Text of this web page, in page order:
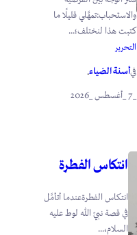
والاستحباب:تمهَّلي قليلًا ما
كتبت هذا لنختلف؛...
التحرير
فيأسنة الضياء.
انتكاس الفطرة
انتكاس الفطرةعندما أتأمَّل
في قصة نبيّ الله لوط عليه
السلام،...